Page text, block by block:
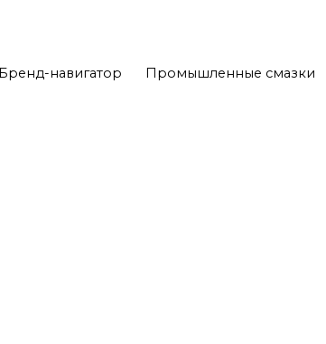
Бренд-навигатор Промышленные смазки